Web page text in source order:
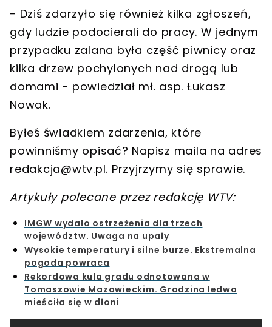
- Dziś zdarzyło się również kilka zgłoszeń,
gdy ludzie podocierali do pracy. W jednym
przypadku zalana była część piwnicy oraz
kilka drzew pochylonych nad drogą lub
domami - powiedział mł. asp. Łukasz
Nowak.
Byłeś świadkiem zdarzenia, które
powinniśmy opisać? Napisz maila na adres
redakcja@wtv.pl. Przyjrzymy się sprawie.
Artykuły polecane przez redakcję WTV:
IMGW wydało ostrzeżenia dla trzech
województw. Uwaga na upały
Wysokie temperatury i silne burze. Ekstremalna
pogoda powraca
Rekordowa kula gradu odnotowana w
Tomaszowie Mazowieckim. Gradzina ledwo
mieściła się w dłoni